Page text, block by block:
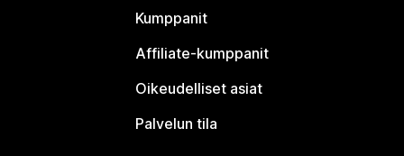
Kumppanit
Affiliate-kumppanit
Oikeudelliset asiat
Palvelun tila